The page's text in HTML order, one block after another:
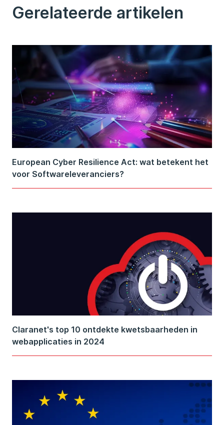
Gerelateerde artikelen
European Cyber Resilience Act: wat betekent het
voor Softwareleveranciers?
Claranet's top 10 ontdekte kwetsbaarheden in
webapplicaties in 2024